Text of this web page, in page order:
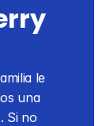
le
una
Si no